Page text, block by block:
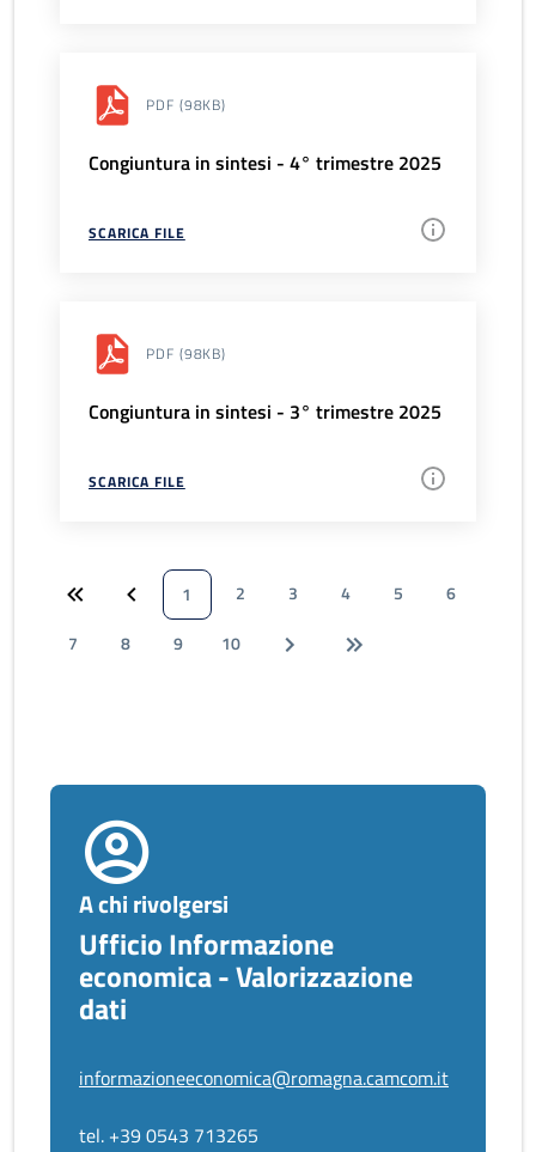
PDF (98KB)
Congiuntura in sintesi - 4° trimestre 2025
SCARICA FILE
PDF (98KB)
Congiuntura in sintesi - 3° trimestre 2025
SCARICA FILE
1 2 3 4 5
6
7
8 9 10
A chi rivolgersi
Ufficio Informazione
economica - Valorizzazione
dati
informazioneeconomica@romagna.camcom.it
tel. +39 0543 713265